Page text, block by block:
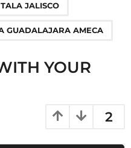
TALA JALISCO
GUADALAJARA AMECA
YOUR
2